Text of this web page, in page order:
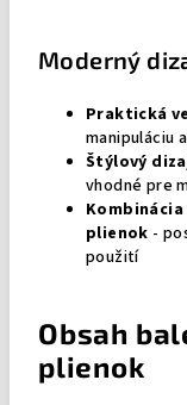
Moderný
Praktická
manipuláciu
Štýlový
vhodné pre
plienok -
použití
Obsah
plienok